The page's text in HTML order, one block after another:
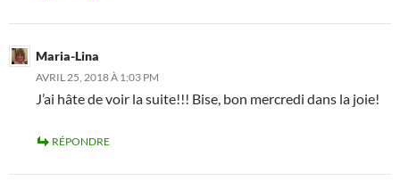
Maria-Lina
AVRIL 25, 2018 À 1:03 PM
J’ai hâte de voir la suite!!! Bise, bon mercredi dans la joie!
RÉPONDRE